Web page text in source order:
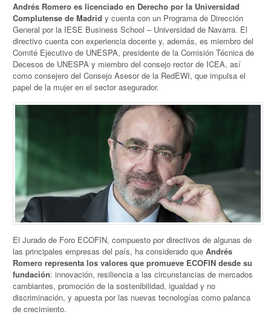
Andrés Romero es licenciado en Derecho por la Universidad
Complutense de Madrid y cuenta con un Programa de Dirección
General por la IESE Business School – Universidad de Navarra. El
directivo cuenta con experiencia docente y, además, es miembro del
Comité Ejecutivo de UNESPA, presidente de la Comisión Técnica de
Decesos de UNESPA y miembro del consejo rector de ICEA, así
como consejero del Consejo Asesor de la RedEWI, que impulsa el
papel de la mujer en el sector asegurador.
El Jurado de Foro ECOFIN, compuesto por directivos de algunas de
las principales empresas del país, ha considerado queAndrés
Romero representa los valores que promueve ECOFIN desde su
fundación: innovación, resiliencia a las circunstancias de mercados
cambiantes, promoción de la sostenibilidad, igualdad y no
discriminación, y apuesta por las nuevas tecnologías como palanca
de crecimiento.